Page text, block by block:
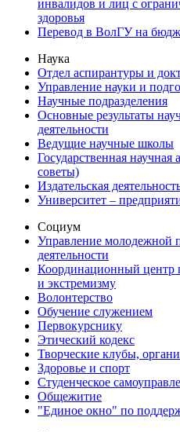
инвалидов и лиц с
здоровья
Перевод в ВолГУ на
Наука
Отдел аспирантуры и
Управление науки и
Научные подразделения
Основные результаты
деятельности
Ведущие научные школы
Государственная научная
советы)
Издательская
Университет –
Социум
Управление молодежной
деятельности
Координационный центр
и экстремизму
Волонтерство
Обучение служением
Первокурснику
Этический кодекс
Творческие клубы,
Здоровье и спорт
Студенческое
Общежитие
"Единое окно" по